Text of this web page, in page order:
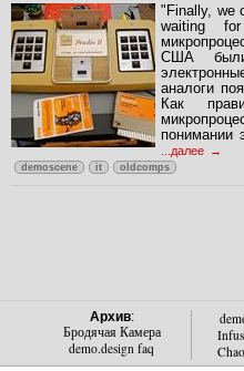
"Finally, we
waiting
США были
аналоги
Как
понимании
...далее
demoscene it oldcomps
Архив:
Бродячая Камера
demo.design faq